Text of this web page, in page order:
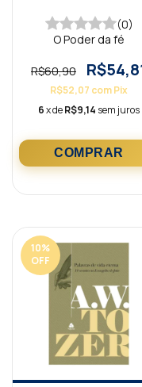
(0)
O Poder da fé
R$60,90
R$52,07 comPix
6x deR$9,14 sem juros
10%
OFF